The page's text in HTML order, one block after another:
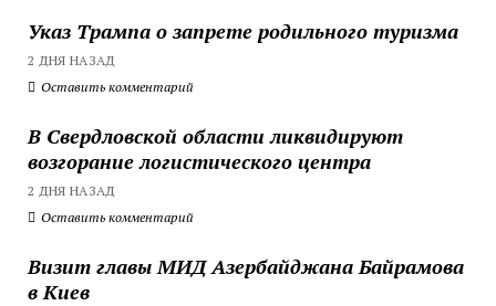
Указ Трампа о запрете родильного туризма
2 ДНЯ НАЗАД
Оставить комментарий
В Свердловской области ликвидируют
возгорание логистического центра
2 ДНЯ НАЗАД
Оставить комментарий
Визит главы МИД Азербайджана Байрамова
в Киев